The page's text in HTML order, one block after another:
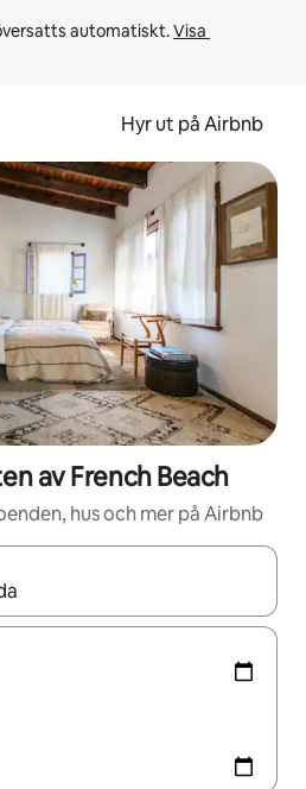
automatiskt. Visa
Hyr ut på Airbnb
av French Beach
hus och mer på Airbnb
kan du navigera med upp- och